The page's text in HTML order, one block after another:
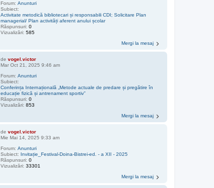
Forum:Anunturi
Subiect:
Activitate metodică bibliotecari și responsabili CDI; Solicitare Plan
managerial/ Plan activități aferent anului școlar
Răspunsuri:0
Vizualizări:585
Mergi la mesaj
devogel.victor
Mar Oct 21, 2025 9:46 am
Forum:Anunturi
Subiect:
Conferința Internațională „Metode actuale de predare și pregătire în
educație fizică și antrenament sportiv”
Răspunsuri:0
Vizualizări:853
Mergi la mesaj
devogel.victor
Mie Mai 14, 2025 9:33 am
Forum:Anunturi
Subiect: Invitație_Festival-Doina-Bistrei-ed. - a XII - 2025
Răspunsuri:0
Vizualizări:33301
Mergi la mesaj